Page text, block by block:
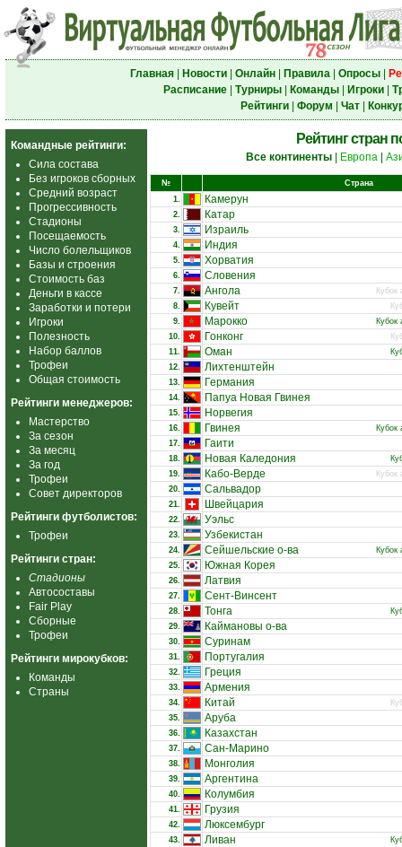
Главная| Новости| Онлайн| Правила| Опросы|
Расписание| Турниры| Команды| Игроки|
Рейтинги| Форум Чат|
Командные рейтинги:
Сила состава
Без игроков сборных
Средний возраст
Прогрессивность
Стадионы
Посещаемость
Число болельщиков
Базы и строения
Стоимость баз
Деньги в кассе
Заработки и потери
Игроки
Полезность
Набор баллов
Трофеи
Общая стоимость
Рейтинги менеджеров:
Мастерство
За сезон
За месяц
За год
Трофеи
Совет директоров
Рейтинги футболистов:
Трофеи
Рейтинги стран:
Стадионы
Автосоставы
Fair Play
Сборные
Трофеи
Рейтинги мирокубков:
Команды
Страны
Рейтинг стран
Все континенты| Европа|
№
Страна
1.
Камерун
2. Катар
3. Израиль
4. Индия
5. Хорватия
6. Словения
7. Ангола
Кубок
8.
Кувейт
9.
Марокко
Кубок
10.
Гонконг
11.
Оман
12.
Лихтенштейн
13. Германия
14. Папуа Новая Гвинея
15. Норвегия
16. Гвинея
Кубок
17.
Гаити
18. Новая Каледония
19.
Кабо-Верде
Кубок
20.
Сальвадор
21. Швейцария
22. Уэльс
23. Узбекистан
24. Сейшельские о-ва
Кубок
25.
Южная Корея
26. Латвия
27. Сент-Винсент
28. Тонга
29.
Каймановы о-ва
30. Суринам
31. Португалия
32. Греция
33. Армения
34. Китай
35.
Аруба
36. Казахстан
37. Сан-Марино
38. Монголия
39. Аргентина
40. Колумбия
41. Грузия
42. Люксембург
43. Ливан